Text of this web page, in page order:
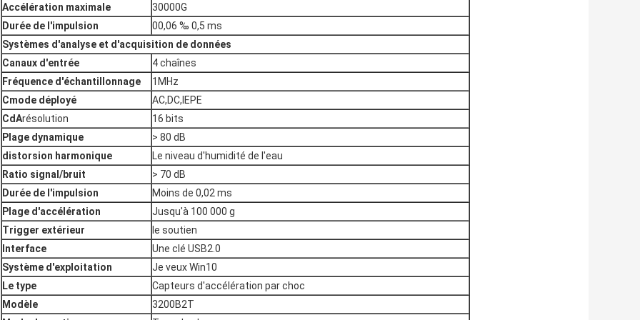
Accélération maximale
30000G
Durée de l'impulsion
00,06 ‰ 0,5 ms
Systèmes d'analyse et d'acquisition de données
Canaux d'entrée
4 chaînes
Fréquence d'échantillonnage
1MHz
Cmode déployé
AC,DC,IEPE
CdArésolution
16 bits
Plage dynamique
> 80 dB
distorsion harmonique
Le niveau d'humidité de l'eau
Ratio signal/bruit
> 70 dB
Durée de l'impulsion
Moins de 0,02 ms
Plage d'accélération
Jusqu'à 100 000 g
Trigger extérieur
le soutien
Interface
Une clé USB2.0
Système d'exploitation
Je veux Win10
Le type
Capteurs d'accélération par choc
Modèle
3200B2T